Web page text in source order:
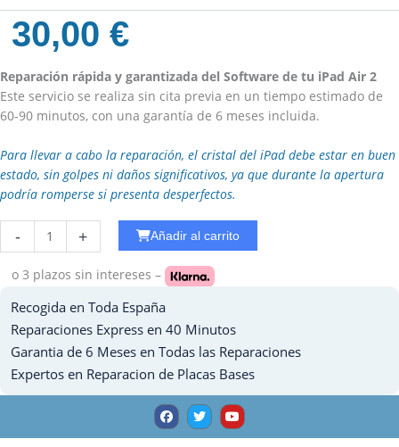
30,00€
Reparación rápida y garantizada del Software de tu iPad Air 2
Este servicio se realiza sin cita previa en un tiempo estimado de
60-90 minutos, con una garantía de 6 meses incluida.
Para llevar a cabo la reparación, el cristal del iPad debe estar en buen
estado, sin golpes ni daños significativos, ya que durante la apertura
podría romperse si presenta desperfectos.
-
Cobertura
Ipad
12.9
2020
cantidad
+ Añadir al carrito
o 3 plazos sin intereses –
Recogida en Toda España
Reparaciones Express en 40 Minutos
Garantia de 6 Meses en Todas las Reparaciones
Expertos en Reparacion de Placas Bases
F
a
c
e
T
w
i
t
Y
o
u
t